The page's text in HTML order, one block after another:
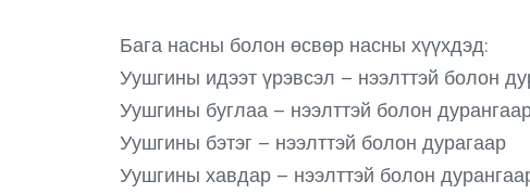
Бага насны болон өсвөр насны хүүхдэд:
Уушгины идээт үрэвсэл – нээлттэй болон
Уушгины буглаа – нээлттэй болон
Уушгины бэтэг – нээлттэй болон дурагаар
Уушгины хавдар – нээлттэй болон